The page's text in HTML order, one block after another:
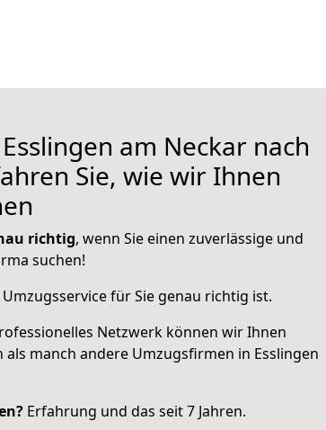
am Neckar nach
Sie, wie wir Ihnen
richtig, wenn Sie einen zuverlässige und
suchen!
für Sie genau richtig ist.
Netzwerk können wir Ihnen
manch andere Umzugsfirmen in Esslingen
Erfahrung und das seit 7 Jahren.